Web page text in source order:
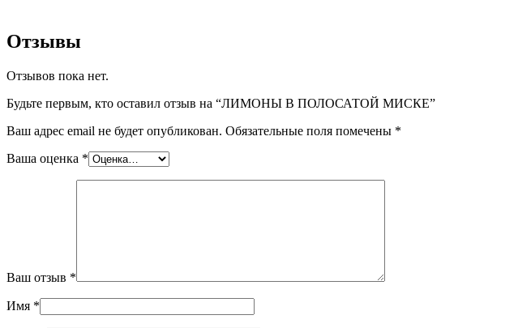
Отзывы
Отзывов пока нет.
Будьте первым, кто оставил отзыв на “ЛИМОНЫ В ПОЛОСАТОЙ МИСКЕ”
Ваш адрес email не будет опубликован. Обязательные поля помечены *
Ваша оценка *
Ваш отзыв *
Имя *